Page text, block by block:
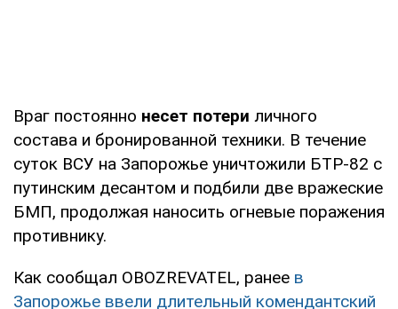
Враг постоянно несет потери личного
состава и бронированной техники. В течение
суток ВСУ на Запорожье уничтожили БТР-82 с
путинским десантом и подбили две вражеские
БМП, продолжая наносить огневые поражения
противнику.
Как сообщал OBOZREVATEL, ранее в
Запорожье ввели длительный комендантский